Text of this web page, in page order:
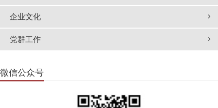
企业文化
党群工作
微信公众号